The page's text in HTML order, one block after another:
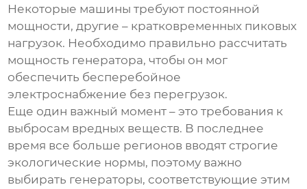
Некоторые машины требуют постоянной
мощности, другие – кратковременных пиковых
нагрузок. Необходимо правильно рассчитать
мощность генератора, чтобы он мог
обеспечить бесперебойное
электроснабжение без перегрузок.
Еще один важный момент – это требования к
выбросам вредных веществ. В последнее
время все больше регионов вводят строгие
экологические нормы, поэтому важно
выбирать генераторы, соответствующие этим